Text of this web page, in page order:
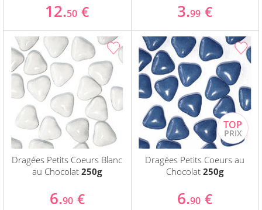
12.50 € 3.99 €
Dragées Petits Coeurs Blanc
au Chocolat250g
6.90 €
Dragées Petits Coeurs au
Chocolat250g
6.90 €